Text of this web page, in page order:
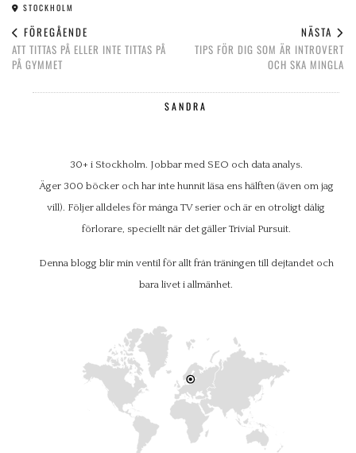
STOCKHOLM
FÖREGÅENDE
ATT TITTAS PÅ ELLER INTE TITTAS PÅ
PÅ GYMMET
NÄSTA
TIPS FÖR DIG SOM ÄR INTROVERT
OCH SKA MINGLA
SANDRA
30+ i Stockholm. Jobbar med SEO och data analys.
Äger 300 böcker och har inte hunnit läsa ens hälften (även om jag
vill). Följer alldeles för många TV serier och är en otroligt dålig
förlorare, speciellt när det gäller Trivial Pursuit.
Denna blogg blir min ventil för allt från träningen till dejtandet och
bara livet i allmänhet.